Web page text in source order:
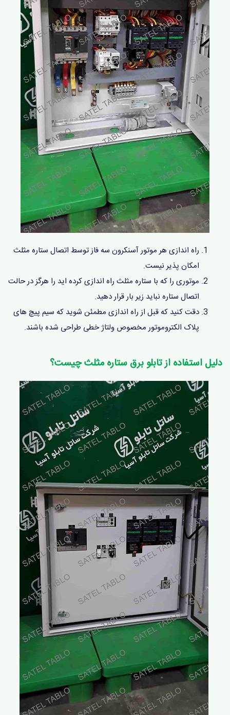
راه اندازی هر موتور آسنکرون سه فاز توسط اتصال ستاره مثلث
امکان پذیر نیست.
موتوری را که با ستاره مثلث راه اندازی کرده اید را هرگز در حالت
اتصال ستاره نباید زیر بار قرار دهید.
دقت کنید که قبل از راه اندازی مطمئن شوید که سیم پیچ های
پلاک الکتروموتور مخصوص ولتاژ خطی طراحی شده باشند.
دلیل استفاده از تابلو برق ستاره مثلث چیست؟